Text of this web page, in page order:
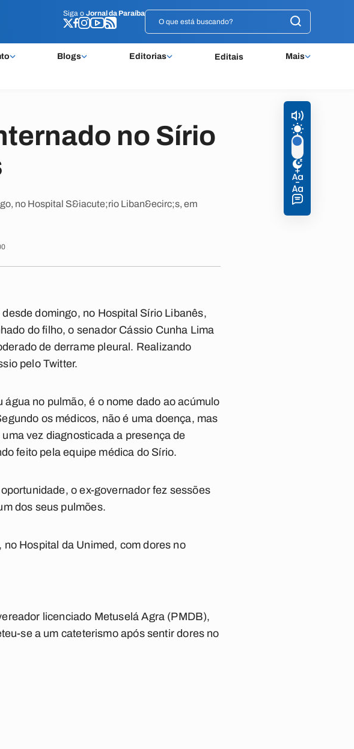
Siga o Jornal da Paraíba
Blogs Editorias Editais Mais
Siga o Jornal da Paraíba
no Sírio
no Hospital S&iacute;rio Liban&ecirc;s, em
domingo, no Hospital Sírio Libanês,
do filho, o senador Cássio Cunha Lima
de derrame pleural. Realizando
pelo Twitter.
no pulmão, é o nome dado ao acúmulo
os médicos, não é uma doença, mas
vez diagnosticada a presença de
feito pela equipe médica do Sírio.
o ex-governador fez sessões
dos seus pulmões.
Hospital da Unimed, com dores no
licenciado Metuselá Agra (PMDB),
se a um cateterismo após sentir dores no